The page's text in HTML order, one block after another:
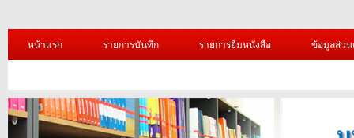
หน้าแรก รายการบันทึก รายการยืมหนังสือ ข้อมูลส่ว